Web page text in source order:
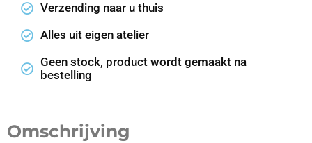
Verzending naar u thuis
Alles uit eigen atelier
Geen stock, product wordt gemaakt na
bestelling
Omschrijving